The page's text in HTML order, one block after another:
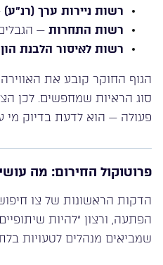
רשות ניירות ערך (רנ”ע)
רשות התחרות —
רשות לאיסור הלבנת הון
הגוף החוקר קובע את
סוג הראיות שמחפשים. לכן
פעולה — הוא לדעת בדיוק מי
פרוטוקול החירום: מה
הדקות הראשונות של צו
הפתעה, ורצון “להיות
שמביאים מנהלים לטעויות